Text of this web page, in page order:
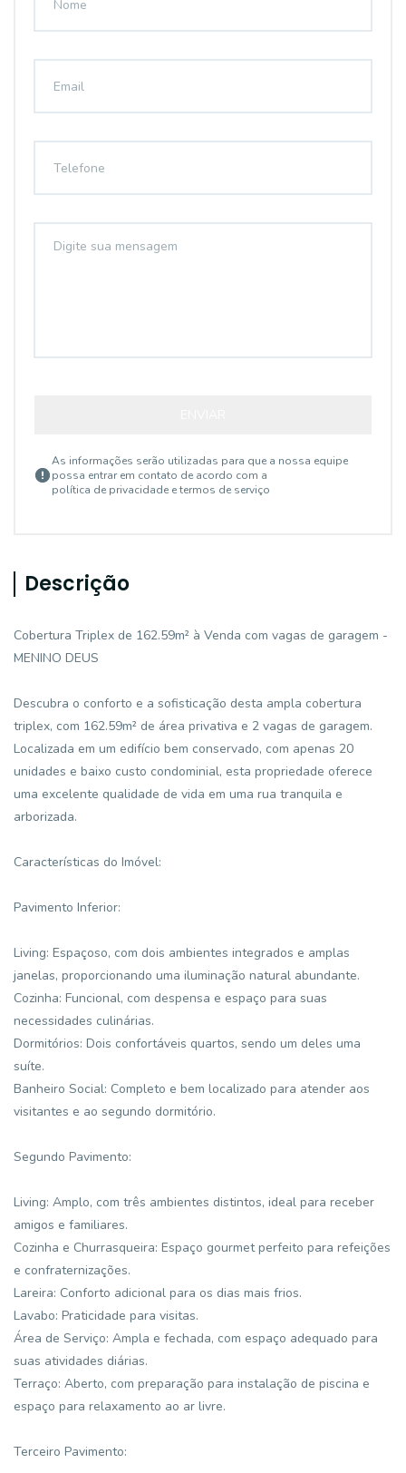
As informações serão utilizadas para que a nossa equipe
possa entrar em contato de acordo com a
política de privacidade e termos de serviço
Descrição
Cobertura Triplex de 162.59m² à Venda com vagas de garagem -
MENINO DEUS
Descubra o conforto e a sofisticação desta ampla cobertura
triplex, com 162.59m² de área privativa e 2 vagas de garagem.
Localizada em um edifício bem conservado, com apenas 20
unidades e baixo custo condominial, esta propriedade oferece
uma excelente qualidade de vida em uma rua tranquila e
arborizada.
Características do Imóvel:
Pavimento Inferior:
Living: Espaçoso, com dois ambientes integrados e amplas
janelas, proporcionando uma iluminação natural abundante.
Cozinha: Funcional, com despensa e espaço para suas
necessidades culinárias.
Dormitórios: Dois confortáveis quartos, sendo um deles uma
suíte.
Banheiro Social: Completo e bem localizado para atender aos
visitantes e ao segundo dormitório.
Segundo Pavimento:
Living: Amplo, com três ambientes distintos, ideal para receber
amigos e familiares.
Cozinha e Churrasqueira: Espaço gourmet perfeito para refeições
e confraternizações.
Lareira: Conforto adicional para os dias mais frios.
Lavabo: Praticidade para visitas.
Área de Serviço: Ampla e fechada, com espaço adequado para
suas atividades diárias.
Terraço: Aberto, com preparação para instalação de piscina e
espaço para relaxamento ao ar livre.
Terceiro Pavimento: